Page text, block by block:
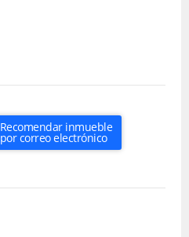
Recomendar inmueble
por correo electrónico